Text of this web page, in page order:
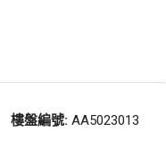
樓盤編號: AA5023013